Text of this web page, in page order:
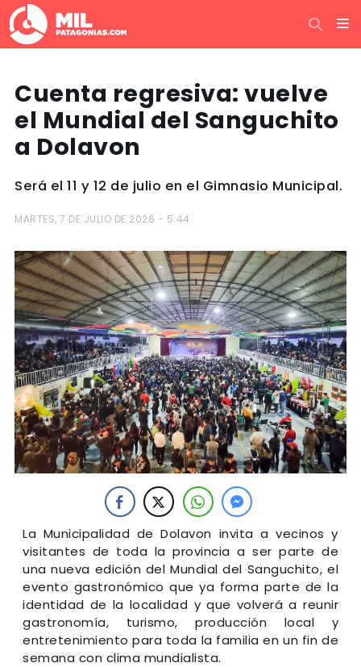
Cuenta regresiva: vuelve
el Mundial del Sanguchito
a Dolavon
Será el 11 y 12 de julio en el Gimnasio Municipal.
MARTES, 7 DE JULIO DE 2026 - 5:44
La Municipalidad de Dolavon invita a vecinos y
visitantes de toda la provincia a ser parte de
una nueva edición del Mundial del Sanguchito, el
evento gastronómico que ya forma parte de la
identidad de la localidad y que volverá a reunir
gastronomía, turismo, producción local y
entretenimiento para toda la familia en un fin de
semana con clima mundialista.